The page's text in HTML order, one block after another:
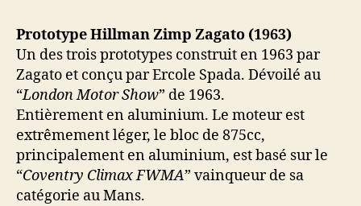
Prototype Hillman Zimp Zagato (1963)
Un des trois prototypes construit en 1963 par
Zagato et conçu par Ercole Spada. Dévoilé au
“London Motor Show” de 1963.
Entièrement en aluminium. Le moteur est
extrêmement léger, le bloc de 875cc,
principalement en aluminium, est basé sur le
“Coventry Climax FWMA” vainqueur de sa
catégorie au Mans.